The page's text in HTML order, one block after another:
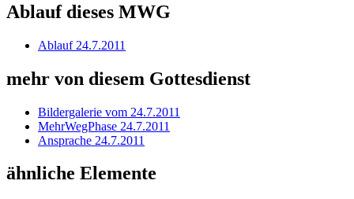
Ablauf dieses MWG
Ablauf 24.7.2011
mehr von diesem Gottesdienst
Bildergalerie vom 24.7.2011
MehrWegPhase 24.7.2011
Ansprache 24.7.2011
ähnliche Elemente